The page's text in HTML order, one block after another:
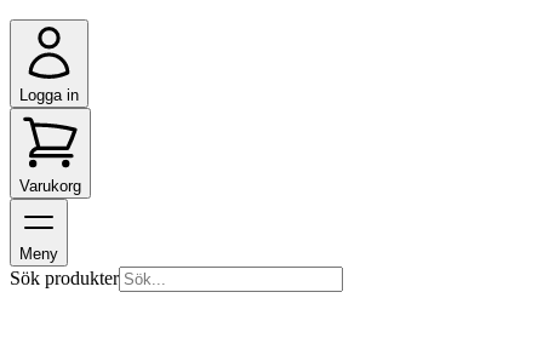
Logga in
Varukorg
Meny
Sök produkter